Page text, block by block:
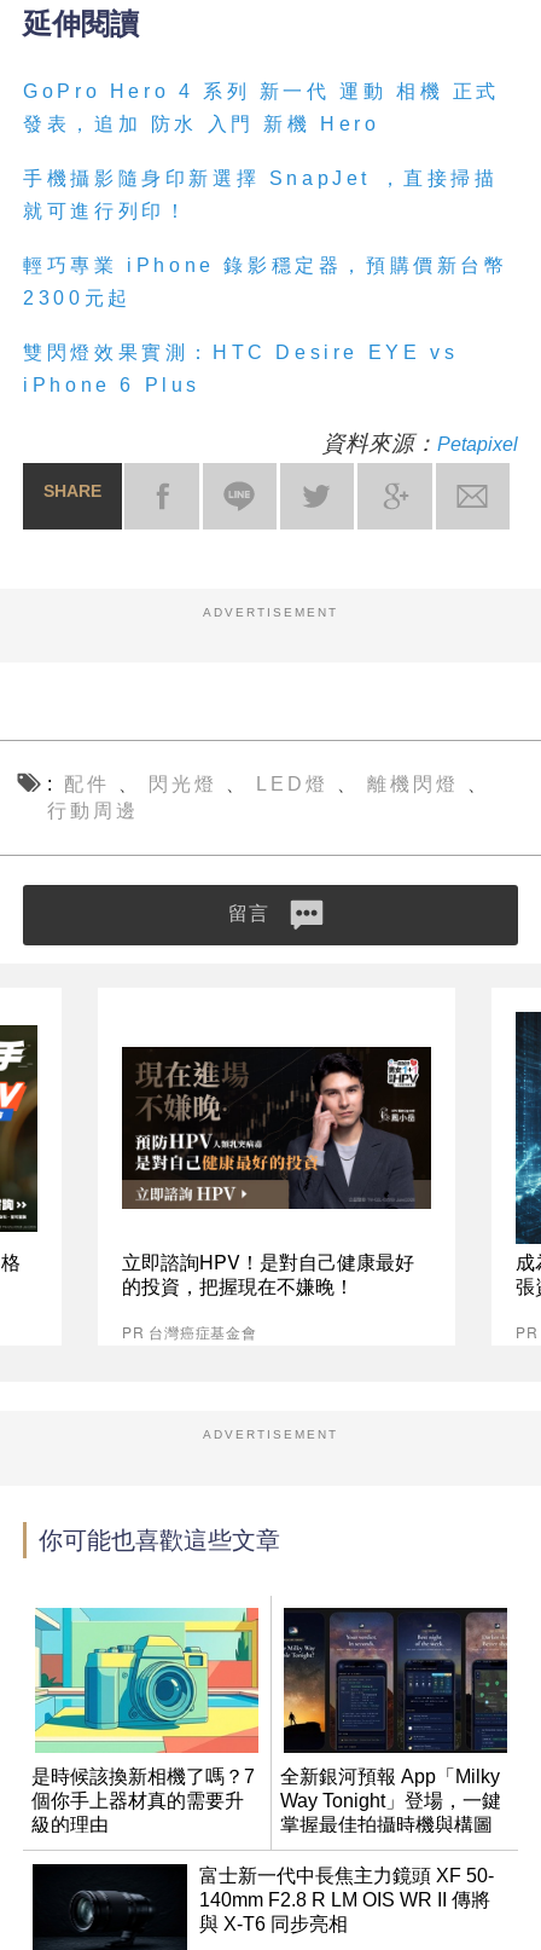
延伸閱讀
GoPro Hero 4 系列 新一代 運動 相機 正式
發表，追加 防水 入門 新機 Hero
手機攝影隨身印新選擇 SnapJet ，直接掃描
就可進行列印！
輕巧專業 iPhone 錄影穩定器，預購價新台幣
2300元起
雙閃燈效果實測：HTC Desire EYE vs
iPhone 6 Plus
資料來源： Petapixel
SHARE
ADVERTISEMENT
配件 、 閃光燈 、 LED燈 、 離機閃燈 、
行動周邊
留言
立即諮詢HPV！是對自己健康最好
的投資，把握現在不嫌晚！
PR 台灣癌症基金會
成
張
ADVERTISEMENT
你可能也喜歡這些文章
是時候該換新相機了嗎？7
個你手上器材真的需要升
級的理由
全新銀河預報 App「Milky
Way Tonight」登場，一鍵
掌握最佳拍攝時機與構圖
富士新一代中長焦主力鏡頭 XF 50-
140mm F2.8 R LM OIS WR II 傳將
與 X-T6 同步亮相